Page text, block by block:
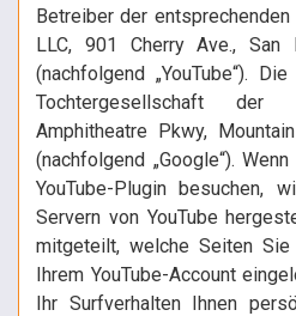
Betreiber der
LLC, 901 Cherry Ave., San
(nachfolgend „YouTube“).
Tochtergesellschaft
Amphitheatre Pkwy,
(nachfolgend „Google“).
YouTube-Plugin besuchen,
Servern von YouTube
mitgeteilt, welche Seiten
Ihrem YouTube-Account
Ihr Surfverhalten Ihnen